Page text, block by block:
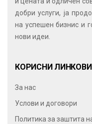
добри услуги, ја
на успешен бизнис и
нови идеи.
КОРИСНИ ЛИНКОВИ
За нас
Услови и договори
Политика за заштита